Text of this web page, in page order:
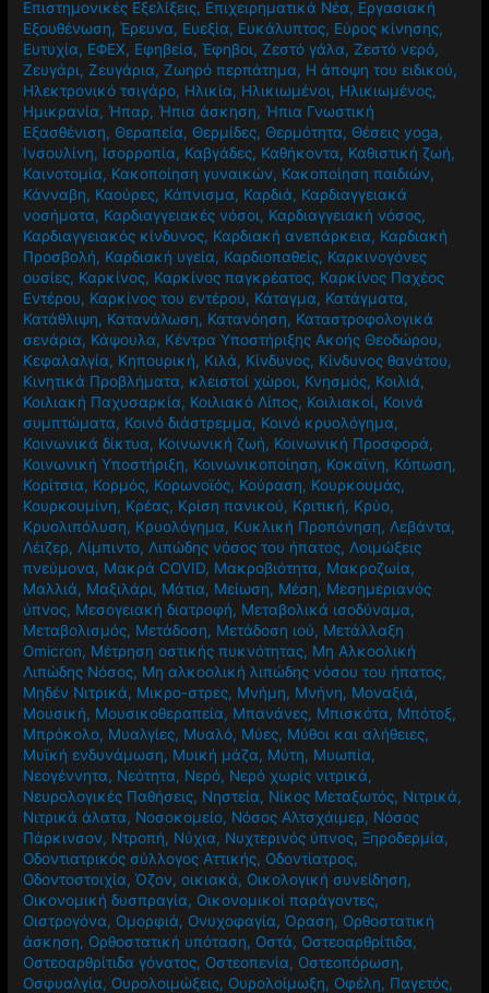
Επιστημονικές Εξελίξεις, Επιχειρηματικά Νέα, Εργασιακή
Εξουθένωση,Έρευνα, Ευεξία, Ευκάλυπτος, Εύρος κίνησης,
Ευτυχία, ΕΦΕΧ, Εφηβεία,Έφηβοι,Ζεστό γάλα,Ζεστό νερό,
Ζευγάρι,Ζευγάρια,Ζωηρό περπάτημα, Η άποψη του ειδικού,
Ηλεκτρονικό τσιγάρο, Ηλικία, Ηλικιωμένοι, Ηλικιωμένος,
Ημικρανία, Ήπαρ, Ήπια άσκηση, Ήπια Γνωστική
Εξασθένιση, Θεραπεία, Θερμίδες, Θερμότητα, Θέσεις yoga,
Ινσουλίνη, Ισορροπία, Καβγάδες, Καθήκοντα, Καθιστική ζωή,
Καινοτομία, Κακοποίηση γυναικών, Κακοποίηση παιδιών,
Κάνναβη, Καούρες, Κάπνισμα, Καρδιά, Καρδιαγγειακά
νοσήματα, Καρδιαγγειακές νόσοι, Καρδιαγγειακή νόσος,
Καρδιαγγειακός κίνδυνος, Καρδιακή ανεπάρκεια, Καρδιακή
Προσβολή, Καρδιακή υγεία, Καρδιοπαθείς, Καρκινογόνες
ουσίες, Καρκίνος, Καρκίνος παγκρέατος, Καρκίνος Παχέος
Εντέρου, Καρκίνος του εντέρου, Κάταγμα, Κατάγματα,
Κατάθλιψη, Κατανάλωση, Κατανόηση, Καταστροφολογικά
σενάρια, Κάψουλα, Κέντρα Υποστήριξης Ακοής Θεοδώρου,
Κεφαλαλγία, Κηπουρική, Κιλά, Κίνδυνος, Κίνδυνος θανάτου,
Κινητικά Προβλήματα, κλειστοί χώροι, Κνησμός, Κοιλιά,
Κοιλιακή Παχυσαρκία, Κοιλιακό Λίπος, Κοιλιακοί, Κοινά
συμπτώματα, Κοινό διάστρεμμα, Κοινό κρυολόγημα,
Κοινωνικά δίκτυα, Κοινωνική ζωή, Κοινωνική Προσφορά,
Κοινωνική Υποστήριξη, Κοινωνικοποίηση, Κοκαϊνη, Κόπωση,
Κορίτσια, Κορμός, Κορωνοϊός, Κούραση, Κουρκουμάς,
Κουρκουμίνη, Κρέας, Κρίση πανικού, Κριτική, Κρύο,
Κρυολιπόλυση, Κρυολόγημα, Κυκλική Προπόνηση, Λεβάντα,
Λέιζερ, Λίμπιντο, Λιπώδης νόσος του ήπατος, Λοιμώξεις
πνεύμονα, Μακρά COVID, Μακροβιότητα, Μακροζωία,
Μαλλιά, Μαξιλάρι, Μάτια, Μείωση, Μέση, Μεσημεριανός
ύπνος, Μεσογειακή διατροφή, Μεταβολικά ισοδύναμα,
Μεταβολισμός, Μετάδοση, Μετάδοση ιού, Μετάλλαξη
Omicron, Μέτρηση οστικής πυκνότητας, Μη Αλκοολική
Λιπώδης Νόσος, Μη αλκοολική λιπώδης νόσου του ήπατος,
Μηδέν Νιτρικά, Μικρο-στρες, Μνήμη, Μνήνη, Μοναξιά,
Μουσική, Μουσικοθεραπεία, Μπανάνες, Μπισκότα, Μπότοξ,
Μπρόκολο, Μυαλγίες, Μυαλό, Μύες, Μύθοι και αλήθειες,
Μυϊκή ενδυνάμωση, Μυική μάζα, Μύτη, Μυωπία,
Νεογέννητα, Νεότητα, Νερό, Νερό χωρίς νιτρικά,
Νευρολογικές Παθήσεις, Νηστεία, Νίκος Μεταξωτός, Νιτρικά,
Νιτρικά άλατα, Νοσοκομείο, Νόσος Αλτσχάιμερ, Νόσος
Πάρκινσον, Ντροπή, Νύχια, Νυχτερινός ύπνος,Ξηροδερμία,
Οδοντιατρικός σύλλογος Αττικής, Οδοντίατρος,
Οδοντοστοιχία,Όζον,οικιακά, Οικολογική συνείδηση,
Οικονομική δυσπραγία, Οικονομικοί παράγοντες,
Οιστρογόνα, Ομορφιά, Ονυχοφαγία,Όραση, Ορθοστατική
άσκηση, Ορθοστατική υπόταση, Οστά, Οστεοαρθρίτιδα,
Οστεοαρθρίτιδα γόνατος, Οστεοπενία, Οστεοπόρωση,
Οσφυαλγία, Ουρολοιμώξεις, Ουρολοίμωξη, Οφέλη, Παγετός,